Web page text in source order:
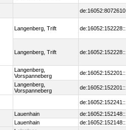
Langenberg, Trift
Langenberg, Trift
Langenberg,
Vorspanneberg
Langenberg,
Vorspanneberg
Lauenhain
Lauenhain